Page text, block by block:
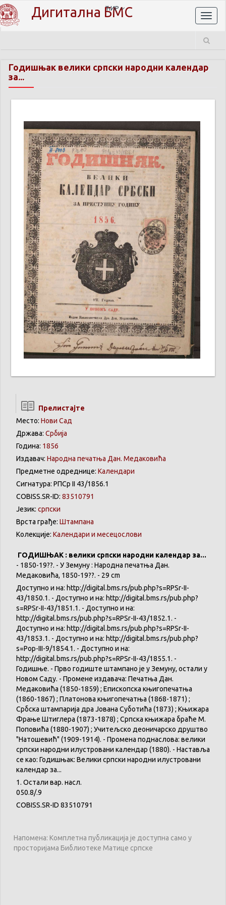
Дигитална БМС
ЋИР
Годишњак велики српски народни календар
за...
Прелистајте
Место: Нови Сад
Држава: Србија
Година: 1856
Издавач: Народна печатња Дан. Медаковића
Предметне одреднице: Календари
Сигнатура: РПСр II 43/1856.1
COBISS.SR-ID: 83510791
Језик: српски
Врста грађе: Штампана
Колекције: Календари и месецослови
ГОДИШЊАК : велики српски народни календар за...
- 1850-19??. - У Земуну : Народна печатња Дан.
Медаковића, 1850-19??. - 29 cm
Доступно и на: http://digital.bms.rs/pub.php?s=RPSr-II-
43/1850.1. - Доступно и на: http://digital.bms.rs/pub.php?
s=RPSr-II-43/1851.1. - Доступно и на:
http://digital.bms.rs/pub.php?s=RPSr-II-43/1852.1. -
Доступно и на: http://digital.bms.rs/pub.php?s=RPSr-II-
43/1853.1. - Доступно и на: http://digital.bms.rs/pub.php?
s=Pop-III-9/1854.1. - Доступно и на:
http://digital.bms.rs/pub.php?s=RPSr-II-43/1855.1. -
Годишње. - Прво годиште штампано је у Земуну, остали у
Новом Саду. - Промене издавача: Печатња Дан.
Медаковића (1850-1859) ; Епископска књигопечатња
(1860-1867) ; Платонова књигопечатња (1868-1871) ;
Србска штампарија дра Јована Суботића (1873) ; Књижара
Фрање Штиглера (1873-1878) ; Српска књижара браће М.
Поповића (1880-1907) ; Учитељско деоничарско друштво
"Натошевић" (1909-1914). - Промена поднаслова: велики
српски народни илустровани календар (1880). - Наставља
се као: Годишњак: Велики српски народни илустровани
календар за...
1. Остали вар. насл.
050.8/.9
COBISS.SR-ID 83510791
Напомена: Комплетна публикација је доступна само у
просторијама Библиотеке Матице српске